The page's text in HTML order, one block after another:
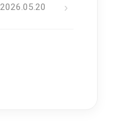
2026.05.20 ›